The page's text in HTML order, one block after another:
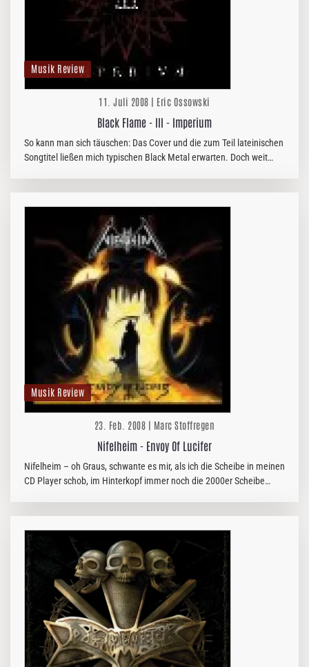
Musik Review
11. Juli 2008 | Eric Ossowski
Black Flame - III - Imperium
So kann man sich täuschen: Das Cover und die zum Teil lateinischen
Songtitel ließen mich typischen Black Metal erwarten. Doch weit
Musik Review
23. Feb. 2008 | Marc Stoffregen
Nifelheim - Envoy Of Lucifer
Nifelheim – oh Graus, schwante es mir, als ich die Scheibe in meinen
CD Player schob, im Hinterkopf immer noch die 2000er Scheibe